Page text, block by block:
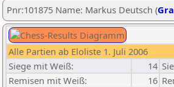
Pnr:101875 Name: Markus Deutsch (
Alle Partien ab Eloliste 1. Juli 2006
Siege mit Weiß:
14
Remisen mit Weiß:
16